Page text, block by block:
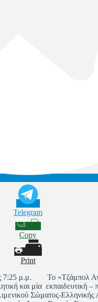
Telegram
Copy
Print
7:25 μ.μ. Το «Τζάμπολ
και μία εκπαιδευτική –
Σώματος-